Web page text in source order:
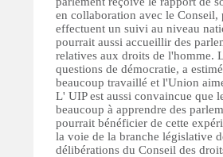
en collaboration avec le Conseil,
effectuent un suivi au niveau
pourrait aussi accueillir des
relatives aux droits de l'homme.
questions de démocratie, a
beaucoup travaillé et l'Union
L' UIP est aussi convaincue que
beaucoup à apprendre des
pourrait bénéficier de cette
la voie de la branche législative
délibérations du Conseil des